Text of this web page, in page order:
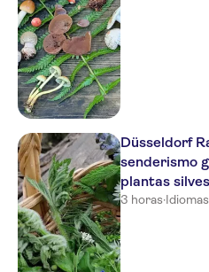
Düsseldorf
senderismo
plantas
3 horas·